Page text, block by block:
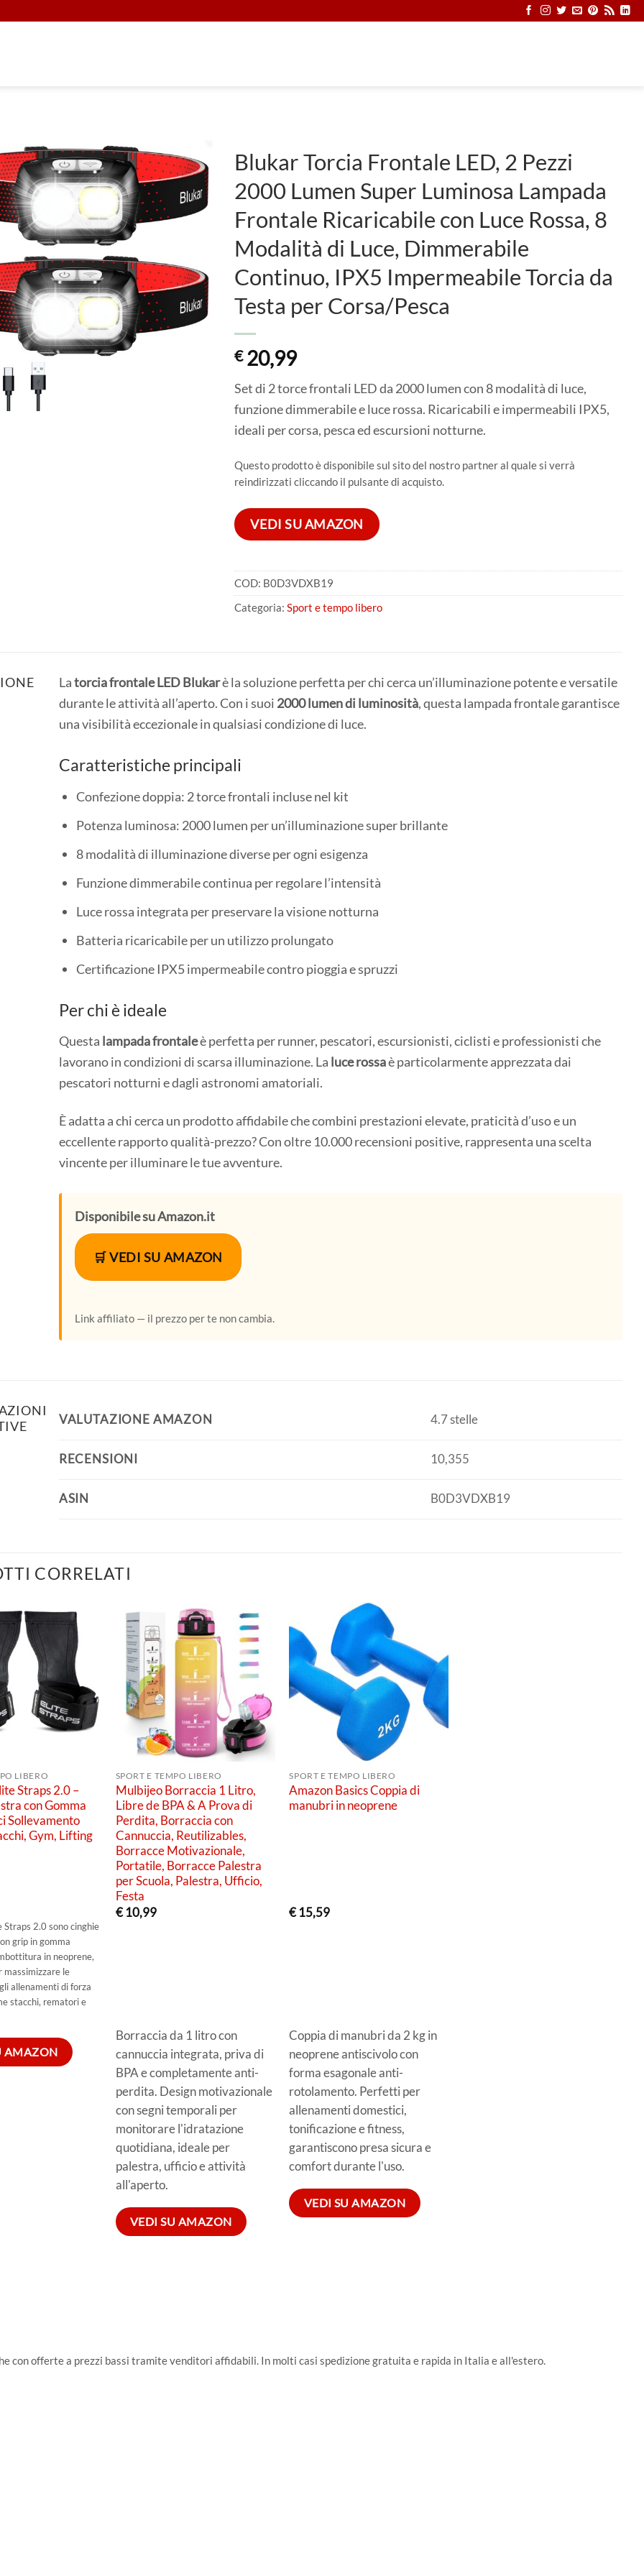
Blukar Torcia Frontale LED, 2 Pezzi
2000 Lumen Super Luminosa Lampada
Frontale Ricaricabile con Luce Rossa, 8
Modalità di Luce, Dimmerabile
Continuo, IPX5 Impermeabile Torcia da
Testa per Corsa/Pesca
€20,99
Set di 2 torce frontali LED da 2000 lumen con 8 modalità di luce,
funzione dimmerabile e luce rossa. Ricaricabili e impermeabili IPX5,
ideali per corsa, pesca ed escursioni notturne.
Questo prodotto è disponibile sul sito del nostro partner al quale si verrà
reindirizzati cliccando il pulsante di acquisto.
VEDI SU AMAZON
COD: B0D3VDXB19
Categoria:Sport e tempo libero
Latorcia frontale LED Blukarè la soluzione perfetta per chi cerca un’illuminazione potente e versatile
durante le attività all’aperto. Con i suoi 2000 lumen di luminosità, questa lampada frontale garantisce
una visibilità eccezionale in qualsiasi condizione di luce.
Caratteristiche principali
Confezione doppia: 2 torce frontali incluse nel kit
Potenza luminosa: 2000 lumen per un’illuminazione super brillante
8 modalità di illuminazione diverse per ogni esigenza
Funzione dimmerabile continua per regolare l’intensità
Luce rossa integrata per preservare la visione notturna
Batteria ricaricabile per un utilizzo prolungato
Certificazione IPX5 impermeabile contro pioggia e spruzzi
Per chi è ideale
Questa lampada frontaleè perfetta per runner, pescatori, escursionisti, ciclisti e professionisti che
lavorano in condizioni di scarsa illuminazione. La luce rossaè particolarmente apprezzata dai
pescatori notturni e dagli astronomi amatoriali.
È adatta a chi cerca un prodotto affidabile che combini prestazioni elevate, praticità d’uso e un
eccellente rapporto qualità-prezzo? Con oltre 10.000 recensioni positive, rappresenta una scelta
vincente per illuminare le tue avventure.
Disponibile su Amazon.it
🛒 VEDI SU AMAZON
Link affiliato — il prezzo per te non cambia.
VALUTAZIONE AMAZON 4.7 stelle
RECENSIONI 10,355
ASIN B0D3VDXB19
CORRELATI
LIBERO
Straps 2.0 –
con Gomma
Sollevamento
Gym, Lifting
Straps 2.0 sono cinghie
grip in gomma
in neoprene,
le
allenamenti di forza
stacchi, rematori e
AMAZON
SPORT E TEMPO LIBERO
Mulbijeo Borraccia 1 Litro,
Libre de BPA & A Prova di
Perdita, Borraccia con
Cannuccia, Reutilizables,
Borracce Motivazionale,
Portatile, Borracce Palestra
per Scuola, Palestra, Ufficio,
Festa
€10,99
Borraccia da 1 litro con
cannuccia integrata, priva di
BPA e completamente anti-
perdita. Design motivazionale
con segni temporali per
monitorare l'idratazione
quotidiana, ideale per
palestra, ufficio e attività
all'aperto.
VEDI SU AMAZON
SPORT E TEMPO LIBERO
Amazon Basics Coppia di
manubri in neoprene
€15,59
Coppia di manubri da 2 kg in
neoprene antiscivolo con
forma esagonale anti-
rotolamento. Perfetti per
allenamenti domestici,
tonificazione e fitness,
garantiscono presa sicura e
comfort durante l'uso.
VEDI SU AMAZON
con offerte a prezzi bassi tramite venditori affidabili. In molti casi spedizione gratuita e rapida in Italia e all'estero.